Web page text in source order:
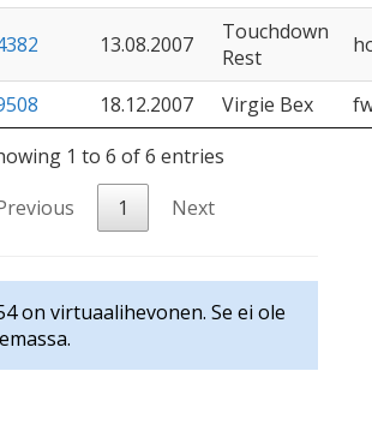
13.08.2007
Touchdown
Rest
18.12.2007 Virgie Bex
1 to 6 of 6 entries
1 Next
on virtuaalihevonen. Se ei ole